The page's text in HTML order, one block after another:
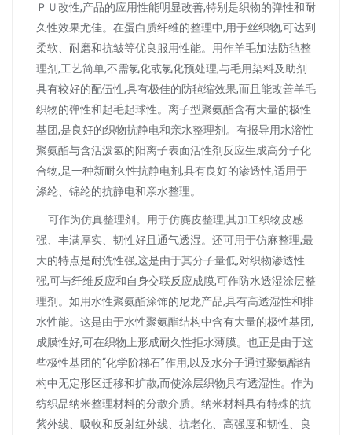
ＰＵ改性,产品的应用性能明显改善,特别是织物的弹性和耐
久性效果尤佳。在蛋白质纤维的整理中,用于丝织物,可达到
柔软、耐磨和抗皱等优良服用性能。用作羊毛加法防毡整
理剂,工艺简单,不需氯化或氯化预处理,与毛用染料及助剂
具有较好的配伍性,具有极佳的防毡缩效果,而且能改善羊毛
织物的弹性和起毛起球性。离子型聚氨酯含有大量的极性
基团,是良好的织物抗静电和亲水整理剂。有报导用水溶性
聚氨酯与含活泼氢的阳离子表面活性剂反应生成高分子化
合物,是一种新耐久性抗静电剂,具有良好的渗透性,适用于
涤纶、锦纶的抗静电和亲水整理。
可作为仿真整理剂。用于仿麂皮整理,其加工织物皮感
强、丰满厚实、韧性好且通气透湿。还可用于仿麻整理,最
大的特点是耐洗性强,这是由于其分子量低,对织物渗透性
强,可与纤维反应和自身交联反应成膜,可作防水透湿涂层整
理剂。如用水性聚氨酯涂饰的尼龙产品,具有高透湿性和排
水性能。这是由于水性聚氨酯结构中含有大量的极性基团,
成膜性好,可在织物上形成耐久性拒水薄膜。也正是由于这
些极性基团的“化学阶梯石”作用,以及水分子通过聚氨酯结
构中无定形区迁移和扩散,而使涂层织物具有透湿性。作为
纺织品纳米整理材料的分散介质。纳米材料具有特殊的抗
紫外线、吸收和反射红外线、抗老化、高强度和韧性、良